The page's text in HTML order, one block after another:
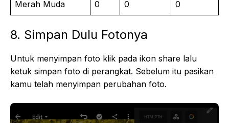
Merah Muda 0 0 0
8. Simpan Dulu Fotonya
Untuk menyimpan foto klik pada ikon share lalu
ketuk simpan foto di perangkat. Sebelum itu pasikan
kamu telah menyimpan perubahan foto.